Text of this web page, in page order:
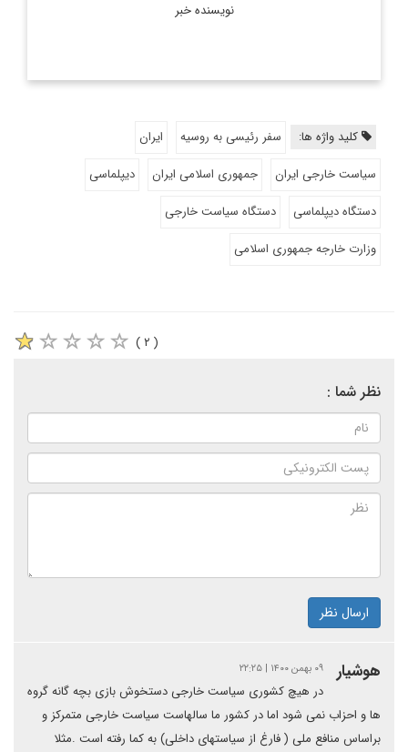
نویسنده خبر
کلید واژه ها: سفر رئیسی به روسیه
ایران
سیاست خارجی ایران
جمهوری اسلامی ایران
دیپلماسی
دستگاه دیپلماسی
دستگاه سیاست خارجی
وزارت خارجه جمهوری اسلامی
( ۲ )
نظر شما :
ارسال نظر
هوشیار ۰۹ بهمن ۱۴۰۰ | ۲۲:۲۵
در هیچ کشوری سیاست خارجی دستخوش بازی بچه گانه گروه
ها و احزاب نمی شود اما در کشور ما سالهاست سیاست خارجی متمرکز و
براساس منافع ملی ( فارغ از سیاستهای داخلی) به کما رفته است .مثلا